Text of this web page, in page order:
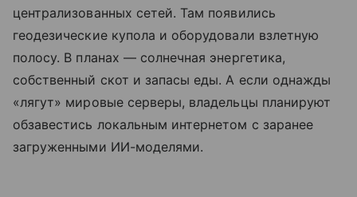
централизованных сетей. Там появились
геодезические купола и оборудовали взлетную
полосу. В планах — солнечная энергетика,
собственный скот и запасы еды. А если однажды
«лягут» мировые серверы, владельцы планируют
обзавестись локальным интернетом с заранее
загруженными ИИ-моделями.